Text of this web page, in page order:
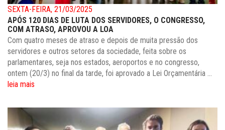
SEXTA-FEIRA, 21/03/2025
APÓS 120 DIAS DE LUTA DOS SERVIDORES, O CONGRESSO,
COM ATRASO, APROVOU A LOA
Com quatro meses de atraso e depois de muita pressão dos
servidores e outros setores da sociedade, feita sobre os
parlamentares, seja nos estados, aeroportos e no congresso,
ontem (20/3) no final da tarde, foi aprovado a Lei Orçamentária ...
leia mais